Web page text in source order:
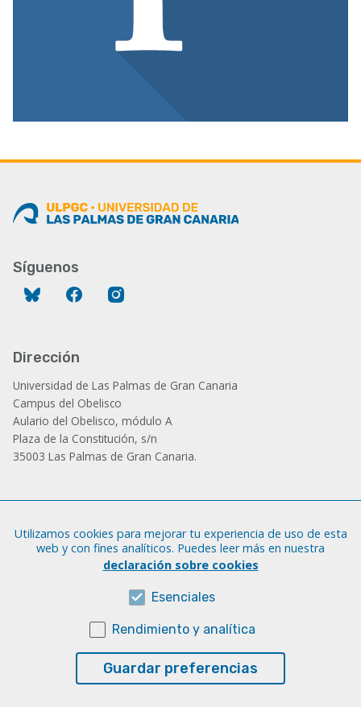
Síguenos
Bluesky Facebook
Dirección
Universidad de Las Palmas de Gran Canaria
Campus del Obelisco
Aulario del Obelisco, módulo A
Plaza de la Constitución, s/n
35003 Las Palmas de Gran Canaria.
Tfno.: +34 928 452 771 / 452 787
Fax: +34 928 451 701
Sobre esta web
Utilizamos cookies para mejorar tu experiencia de uso de esta
web y con fines analíticos. Puedes leer más en nuestra
declaración sobre cookies
Esenciales
Rendimiento y analítica
Guardar preferencias